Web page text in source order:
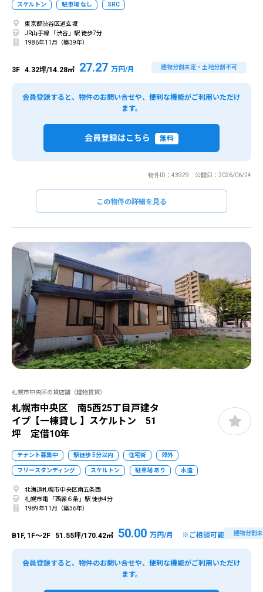
スケルトン 駐車場 なし SRC
東京都渋谷区道玄坂
JR山手線 「渋谷」駅 徒歩7分
1986年11月（築39年）
3F 4.32坪/14.28㎡ 27.27 万円/月 建物分割未定・土地分割不可
会員登録すると、物件のお問い合せや、便利な機能がご利用いただけ
ます。
会員登録はこちら 無料
物件ID：43929 公開日：2026/06/24
この物件の詳細を見る
札幌市中央区の貸店舗（建物賃貸）
札幌市中央区 南5西25丁目戸建タ
イプ【一棟貸し 】スケルトン 51
坪 定借10年
テナント募集中 駅徒歩 5分以内 住宅街 郊外
フリースタンディング スケルトン 駐車場 あり 木造
北海道札幌市中央区南五条西
札幌市電 「西線６条」駅 徒歩4分
1989年11月（築36年）
B1F, 1F～2F 51.55坪/170.42㎡ 50.00 万円/月 ※ご相談可能 建物分割
会員登録すると、物件のお問い合せや、便利な機能がご利用いただけ
ます。